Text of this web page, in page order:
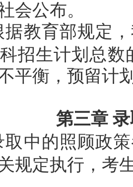
会公布。
据教育部规定
招生计划总数
平衡，预留计
第三章
取中的照顾政
规定执行，考